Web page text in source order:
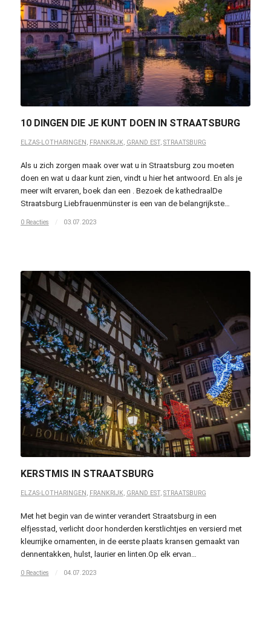
10 DINGEN DIE JE KUNT DOEN IN STRAATSBURG
ELZAS-LOTHARINGEN , FRANKRIJK, GRAND EST, STRAATSBURG
Als u zich zorgen maak over wat u in Straatsburg zou moeten
doen en wat u daar kunt zien, vindt u hier het antwoord. En als je
meer wilt ervaren, boek dan een . Bezoek de kathedraalDe
Straatsburg Liebfrauenmünster is een van de belangrijkste…
0 Reacties / 03.07.2023
KERSTMIS IN STRAATSBURG
ELZAS-LOTHARINGEN, FRANKRIJK, GRAND EST, STRAATSBURG
Met het begin van de winter verandert Straatsburg in een
elfjesstad, verlicht door honderden kerstlichtjes en versierd met
kleurrijke ornamenten, in de eerste plaats kransen gemaakt van
dennentakken, hulst, laurier en linten.Op elk ervan…
0 Reacties / 04.07.2023